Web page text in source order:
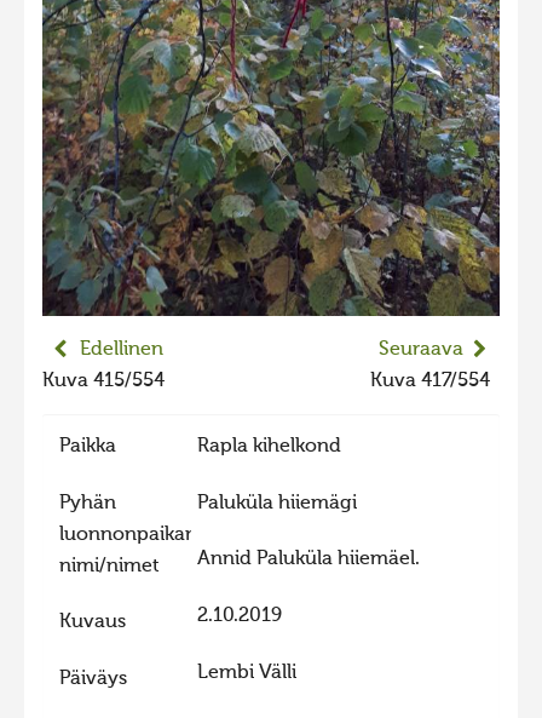
Liikkuvat kuvat 2021
Hiite kuvavõistlus 2020
Liikkuvat kuvat 2020
Hiite kuvavõistlus 2019
Hiite kuvavõistlus 2018
Hiite kuvavõistlus 2017
Hiite kuvavõistlus 2016
Hiite kuvavõistlus 2015
Hiite kuvavõistlus 2012
Hiite kuvavõistlus 2011
Hiite kuvavõistlus 2010
Hiite kuvavõistlus 2009
Hiite kuvavõistlus 2008
Edellinen
Kuva 415/554
Seuraava
Kuva 417/554
Paikka Rapla kihelkond
Pyhän
luonnonpaikan
nimi/nimet
Paluküla hiiemägi
Kuvaus
Annid Paluküla hiiemäel.
Päiväys
2.10.2019
Lembi Välli